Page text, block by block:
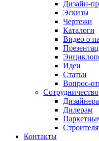
Дизайн-
Эскизы
Чертежи
Каталоги
Видео о
Идеи
Статьи
Вопрос-
Сотрудничество
Дилерам
Контакты